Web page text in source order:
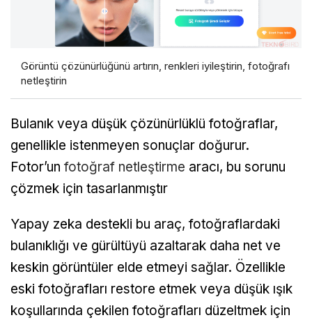
Görüntü çözünürlüğünü artırın, renkleri iyileştirin, fotoğrafı
netleştirin
Bulanık veya düşük çözünürlüklü fotoğraflar,
genellikle istenmeyen sonuçlar doğurur.
Fotor’un fotoğraf netleştirme aracı, bu sorunu
çözmek için tasarlanmıştır
Yapay zeka destekli bu araç, fotoğraflardaki
bulanıklığı ve gürültüyü azaltarak daha net ve
keskin görüntüler elde etmeyi sağlar. Özellikle
eski fotoğrafları restore etmek veya düşük ışık
koşullarında çekilen fotoğrafları düzeltmek için